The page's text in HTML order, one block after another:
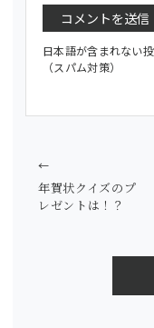
日本語が含まれない
（スパム対策）
年賀状クイズのプ
レゼントは！？
←